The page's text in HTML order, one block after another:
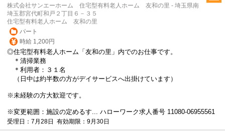
株式会社サンエーホーム 住宅型有料老人ホーム 友和の里 - 埼玉県南
埼玉郡宮代町和戸２丁目６－３５
住宅型有料老人ホーム 友和の里
パート
時給 1,200円
◎住宅型有料老人ホーム「友和の里」内でのお仕事です。
＊清掃業務
＊利用者：３１名
（日中は約半数の方がデイサービスへ出掛けています）
※未経験の方大歓迎です。
※変更範囲：施設の定めるす... ハローワーク求人番号 11080-06955561
受理日：7月28日 有効期限：9月30日